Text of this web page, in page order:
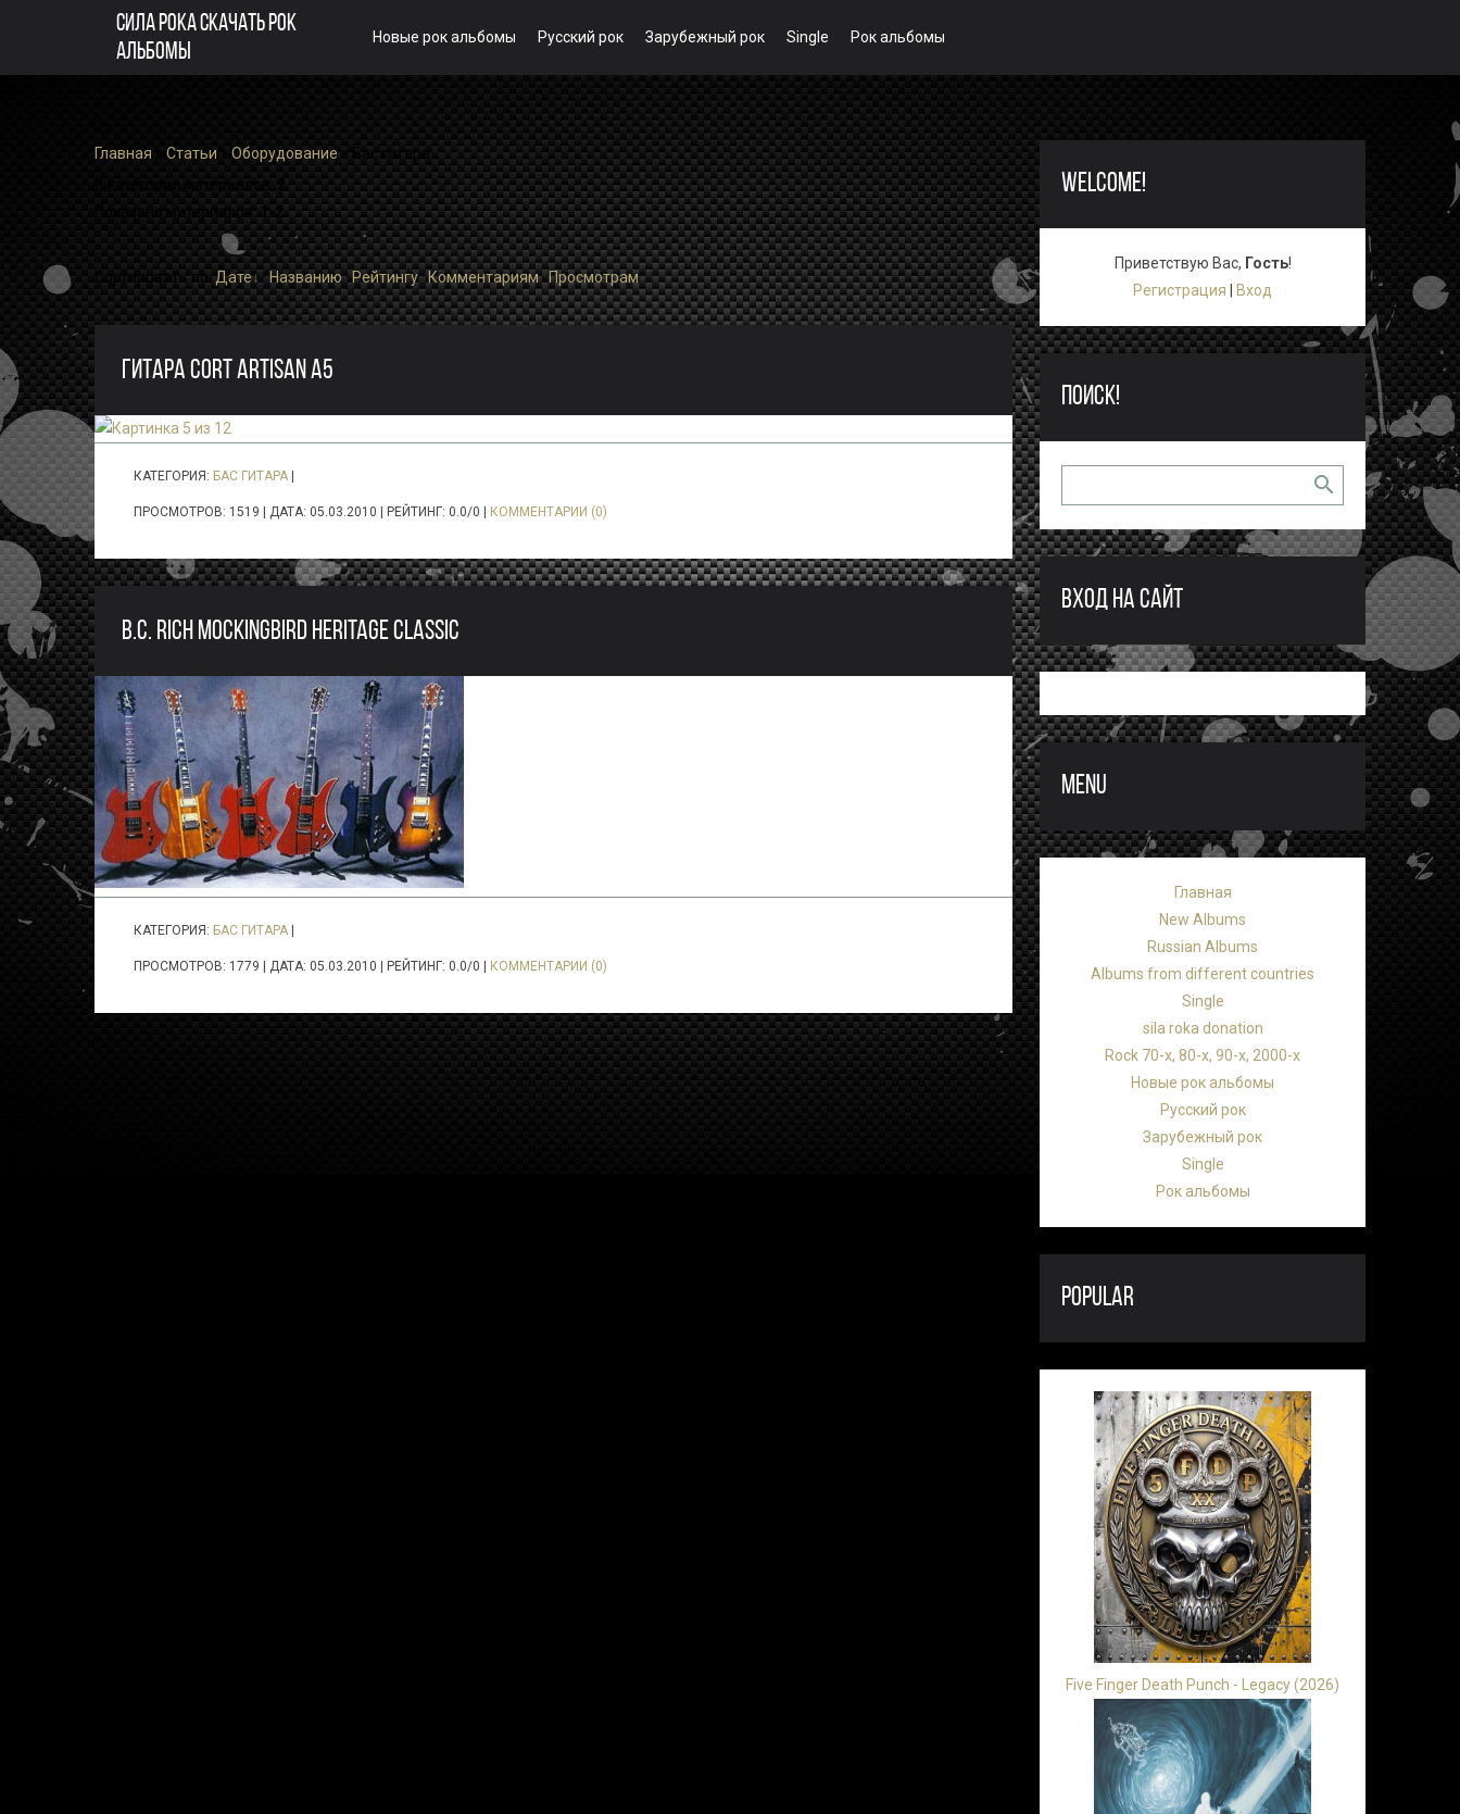
СИЛА РОКА СКАЧАТЬ РОК
АЛЬБОМЫ
Новые рок альбомы Русский рок Зарубежный рок Single Рок альбомы
Главная Статьи Оборудование » Бас гитара
Показано материалов: 1-2
Сортировать по:Дате ·Названию·Рейтингу·Комментариям·Просмотрам
ГИТАРА CORT ARTISAN A5
КАТЕГОРИЯ: БАС ГИТАРА
ПРОСМОТРОВ: 1519 | ДАТА: 05.03.2010 | РЕЙТИНГ: 0.0/0 | КОММЕНТАРИИ (0)
B.C. RICH MOCKINGBIRD HERITAGE CLASSIC
КАТЕГОРИЯ: БАС ГИТАРА
ПРОСМОТРОВ: 1779 | ДАТА: 05.03.2010 | РЕЙТИНГ: 0.0/0 | КОММЕНТАРИИ (0)
WELCOME!
Приветствую Вас, Гость!
Регистрация
Вход
ПОИСК!
ВХОД НА САЙТ
MENU
Главная
New Albums
Russian Albums
Albums from different countries
Single
sila roka donation
Rock 70-х, 80-х, 90-х, 2000-х
Новые рок альбомы
Русский рок
Зарубежный рок
Single
Рок альбомы
POPULAR
Five Finger Death Punch - Legacy (2026)